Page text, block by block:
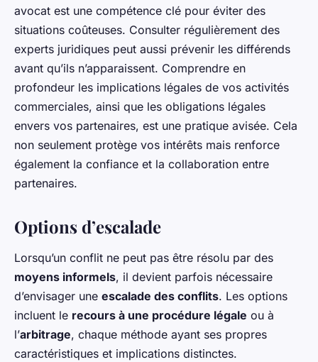
avocat est une compétence clé pour éviter des
situations coûteuses. Consulter régulièrement des
experts juridiques peut aussi prévenir les différends
avant qu’ils n’apparaissent. Comprendre en
profondeur les implications légales de vos activités
commerciales, ainsi que les obligations légales
envers vos partenaires, est une pratique avisée. Cela
non seulement protège vos intérêts mais renforce
également la confiance et la collaboration entre
partenaires.
Options d’escalade
Lorsqu’un conflit ne peut pas être résolu par des
moyens informels, il devient parfois nécessaire
d’envisager une escalade des conflits. Les options
incluent le recours à une procédure légale ou à
l’arbitrage, chaque méthode ayant ses propres
caractéristiques et implications distinctes.